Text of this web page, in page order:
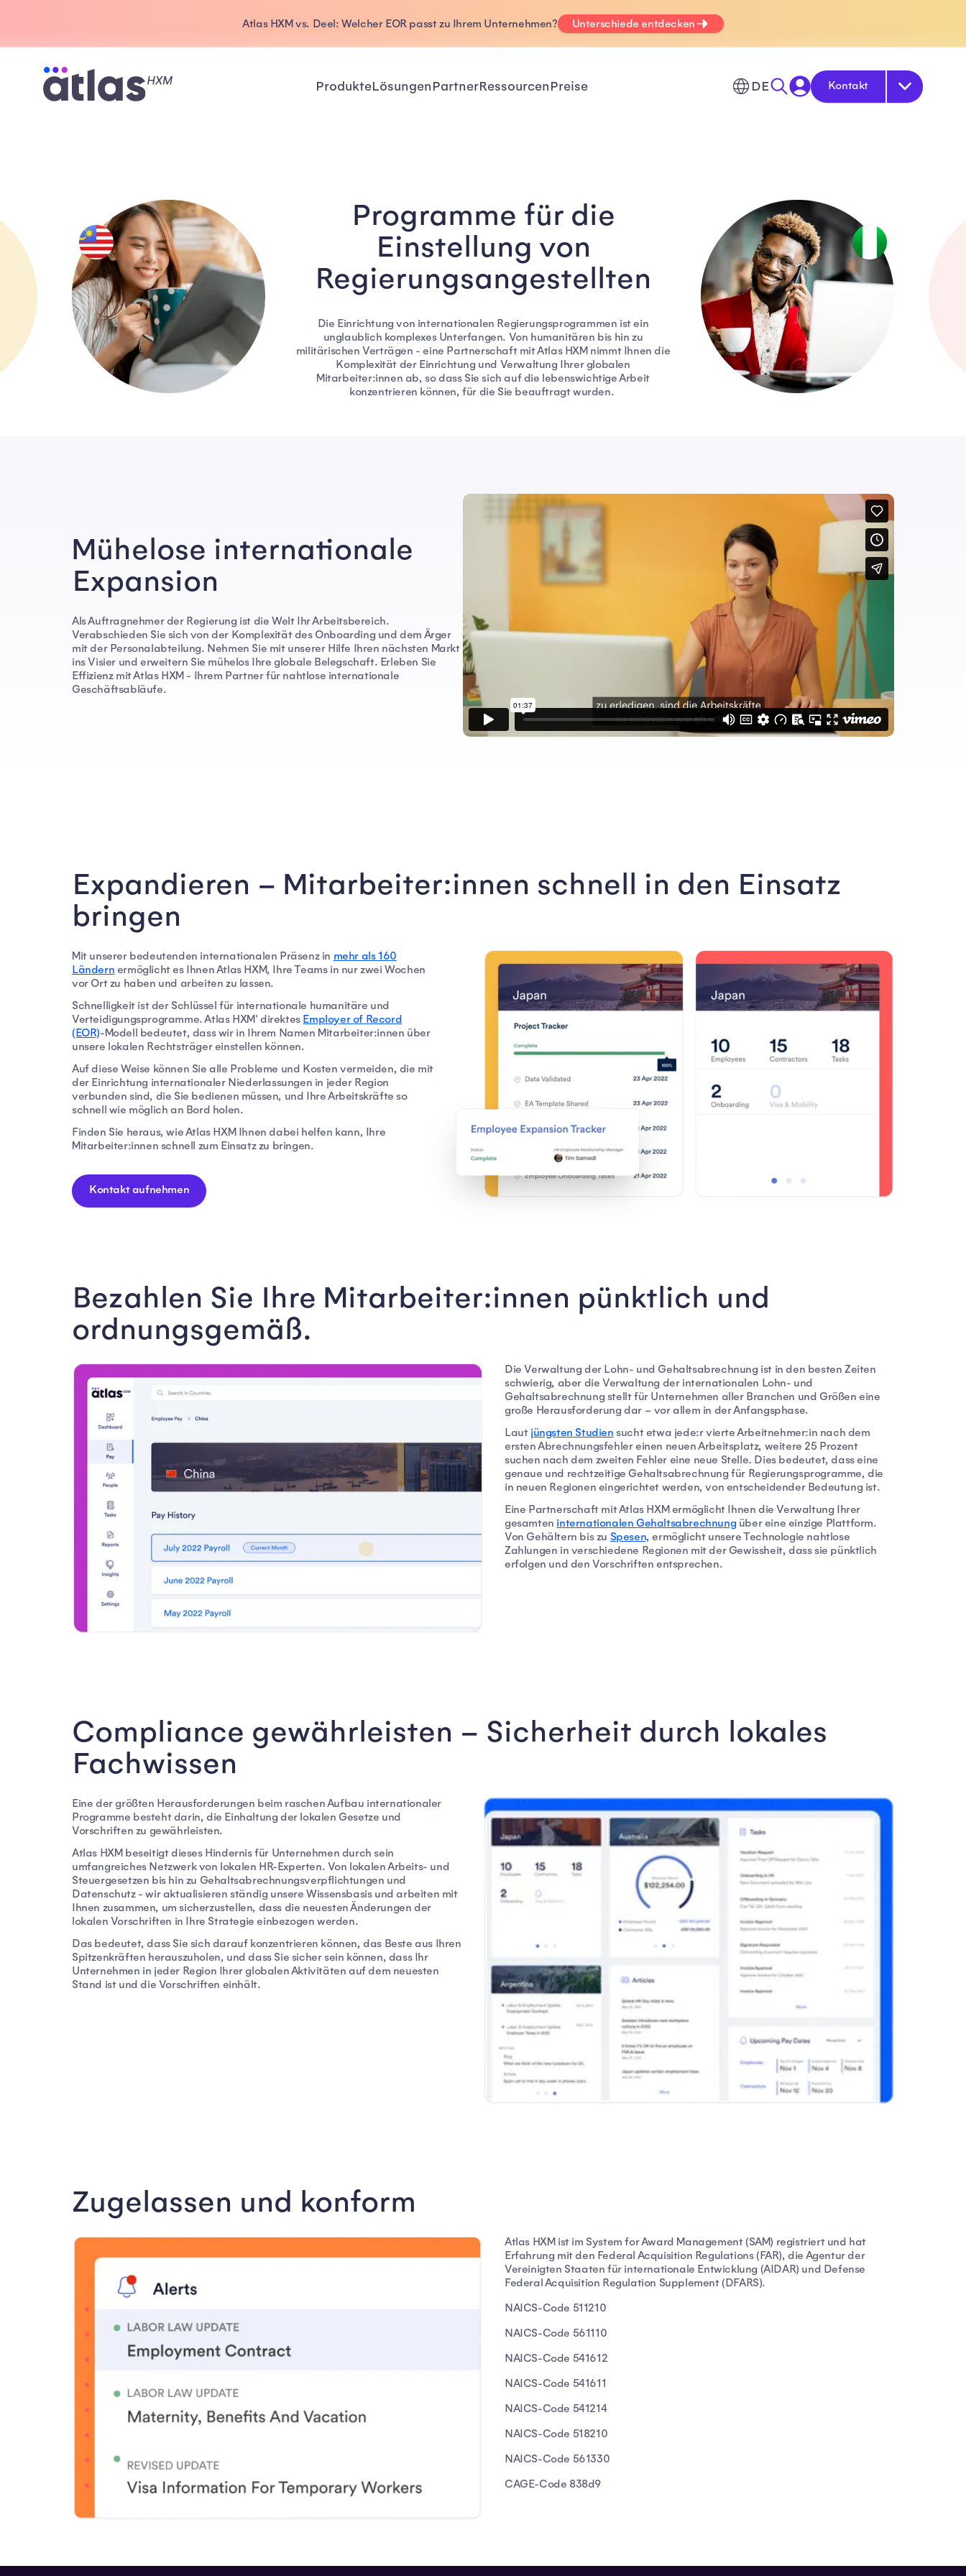
Atlas HXM vs. Deel: Welcher EOR passt zu Ihrem Unternehmen? Unterschiede entdecken
ProdukteLösungenPartnerRessourcenPreise DE Kontakt
Programme für die
Einstellung von
Regierungsangestellten
Die Einrichtung von internationalen Regierungsprogrammen ist ein
unglaublich komplexes Unterfangen. Von humanitären bis hin zu
militärischen Verträgen - eine Partnerschaft mit Atlas HXM nimmt Ihnen die
Komplexität der Einrichtung und Verwaltung Ihrer globalen
Mitarbeiter:innen ab, so dass Sie sich auf die lebenswichtige Arbeit
konzentrieren können, für die Sie beauftragt wurden.
Mühelose internationale
Expansion
Als Auftragnehmer der Regierung ist die Welt Ihr Arbeitsbereich.
Verabschieden Sie sich von der Komplexität des Onboarding und dem Ärger
mit der Personalabteilung. Nehmen Sie mit unserer Hilfe Ihren nächsten Markt
ins Visier und erweitern Sie mühelos Ihre globale Belegschaft. Erleben Sie
Effizienz mit Atlas HXM - Ihrem Partner für nahtlose internationale
Geschäftsabläufe.
Expandieren – Mitarbeiter:innen schnell in den Einsatz
bringen
Mit unserer bedeutenden internationalen Präsenz in mehr als 160
Ländern ermöglicht es Ihnen Atlas HXM, Ihre Teams in nur zwei Wochen
vor Ort zu haben und arbeiten zu lassen.
Schnelligkeit ist der Schlüssel für internationale humanitäre und
Verteidigungsprogramme. Atlas HXM' direktes Employer of Record
(EOR)-Modell bedeutet, dass wir in Ihrem Namen Mitarbeiter:innen über
unsere lokalen Rechtsträger einstellen können.
Auf diese Weise können Sie alle Probleme und Kosten vermeiden, die mit
der Einrichtung internationaler Niederlassungen in jeder Region
verbunden sind, die Sie bedienen müssen, und Ihre Arbeitskräfte so
schnell wie möglich an Bord holen.
Finden Sie heraus, wie Atlas HXM Ihnen dabei helfen kann, Ihre
Mitarbeiter:innen schnell zum Einsatz zu bringen.
Kontakt aufnehmen
Bezahlen Sie Ihre Mitarbeiter:innen pünktlich und
ordnungsgemäß.
Die Verwaltung der Lohn- und Gehaltsabrechnung ist in den besten Zeiten
schwierig, aber die Verwaltung der internationalen Lohn- und
Gehaltsabrechnung stellt für Unternehmen aller Branchen und Größen eine
große Herausforderung dar – vor allem in der Anfangsphase.
Laut jüngsten Studien sucht etwa jede:r vierte Arbeitnehmer:in nach dem
ersten Abrechnungsfehler einen neuen Arbeitsplatz, weitere 25 Prozent
suchen nach dem zweiten Fehler eine neue Stelle. Dies bedeutet, dass eine
genaue und rechtzeitige Gehaltsabrechnung für Regierungsprogramme, die
in neuen Regionen eingerichtet werden, von entscheidender Bedeutung ist.
Eine Partnerschaft mit Atlas HXM ermöglicht Ihnen die Verwaltung Ihrer
gesamten internationalen Gehaltsabrechnungüber eine einzige Plattform.
Von Gehältern bis zu Spesen, ermöglicht unsere Technologie nahtlose
Zahlungen in verschiedene Regionen mit der Gewissheit, dass sie pünktlich
erfolgen und den Vorschriften entsprechen.
Compliance gewährleisten – Sicherheit durch lokales
Fachwissen
Eine der größten Herausforderungen beim raschen Aufbau internationaler
Programme besteht darin, die Einhaltung der lokalen Gesetze und
Vorschriften zu gewährleisten.
Atlas HXM beseitigt dieses Hindernis für Unternehmen durch sein
umfangreiches Netzwerk von lokalen HR-Experten. Von lokalen Arbeits- und
Steuergesetzen bis hin zu Gehaltsabrechnungsverpflichtungen und
Datenschutz - wir aktualisieren ständig unsere Wissensbasis und arbeiten mit
Ihnen zusammen, um sicherzustellen, dass die neuesten Änderungen der
lokalen Vorschriften in Ihre Strategie einbezogen werden.
Das bedeutet, dass Sie sich darauf konzentrieren können, das Beste aus Ihren
Spitzenkräften herauszuholen, und dass Sie sicher sein können, dass Ihr
Unternehmen in jeder Region Ihrer globalen Aktivitäten auf dem neuesten
Stand ist und die Vorschriften einhält.
Zugelassen und konform
Atlas HXM ist im System for Award Management (SAM) registriert und hat
Erfahrung mit den Federal Acquisition Regulations (FAR), die Agentur der
Vereinigten Staaten für internationale Entwicklung (AIDAR) und Defense
Federal Acquisition Regulation Supplement (DFARS).
NAICS-Code 511210
NAICS-Code 561110
NAICS-Code 541612
NAICS-Code 541611
NAICS-Code 541214
NAICS-Code 518210
NAICS-Code 561330
CAGE-Code 838d9